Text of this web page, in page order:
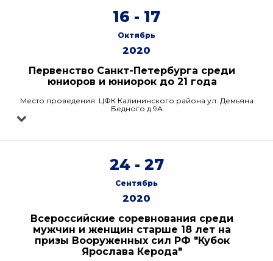
16 - 17
Октябрь
2020
Первенство Санкт-Петербурга среди
юниоров и юниорок до 21 года
Место проведения: ЦФК Калининского района ул. Демьяна
Бедного д.9А
24 - 27
Сентябрь
2020
Всероссийские соревнования среди
мужчин и женщин старше 18 лет на
призы Вооруженных сил РФ "Кубок
Ярослава Керода"